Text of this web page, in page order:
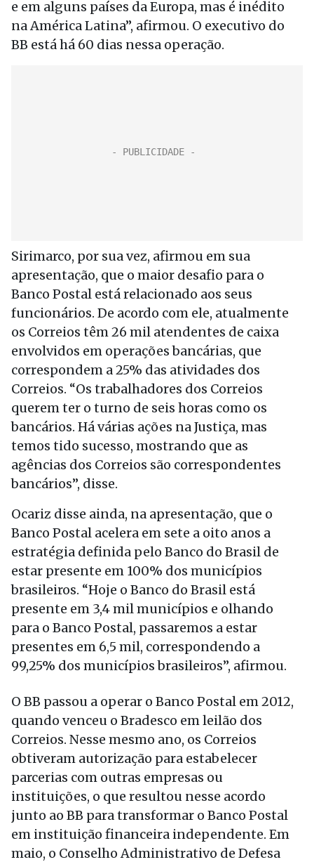
e em alguns países da Europa, mas é inédito
na América Latina”, afirmou. O executivo do
BB está há 60 dias nessa operação.
Sirimarco, por sua vez, afirmou em sua
apresentação, que o maior desafio para o
Banco Postal está relacionado aos seus
funcionários. De acordo com ele, atualmente
os Correios têm 26 mil atendentes de caixa
envolvidos em operações bancárias, que
correspondem a 25% das atividades dos
Correios. “Os trabalhadores dos Correios
querem ter o turno de seis horas como os
bancários. Há várias ações na Justiça, mas
temos tido sucesso, mostrando que as
agências dos Correios são correspondentes
bancários”, disse.
Ocariz disse ainda, na apresentação, que o
Banco Postal acelera em sete a oito anos a
estratégia definida pelo Banco do Brasil de
estar presente em 100% dos municípios
brasileiros. “Hoje o Banco do Brasil está
presente em 3,4 mil municípios e olhando
para o Banco Postal, passaremos a estar
presentes em 6,5 mil, correspondendo a
99,25% dos municípios brasileiros”, afirmou.
O BB passou a operar o Banco Postal em 2012,
quando venceu o Bradesco em leilão dos
Correios. Nesse mesmo ano, os Correios
obtiveram autorização para estabelecer
parcerias com outras empresas ou
instituições, o que resultou nesse acordo
junto ao BB para transformar o Banco Postal
em instituição financeira independente. Em
maio, o Conselho Administrativo de Defesa